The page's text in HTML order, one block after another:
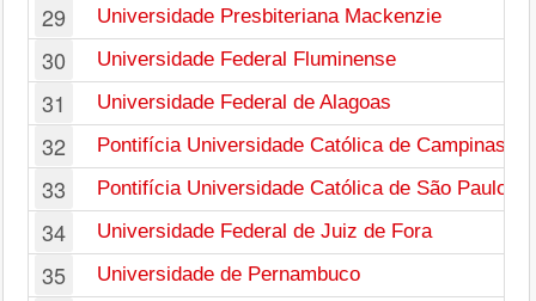
29 Universidade Presbiteriana Mackenzie
30 Universidade Federal Fluminense
31 Universidade Federal de Alagoas
32 Pontifícia Universidade Católica de Campinas
33 Pontifícia Universidade Católica de São Paulo
34 Universidade Federal de Juiz de Fora
35 Universidade de Pernambuco